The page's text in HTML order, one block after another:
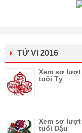
TỬ VI 2016
Xem sơ
tuổi Tỵ
Xem sơ
tuổi Dậu